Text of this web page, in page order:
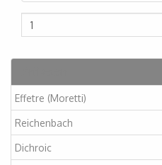
Effetre (Moretti)
Reichenbach
Dichroic